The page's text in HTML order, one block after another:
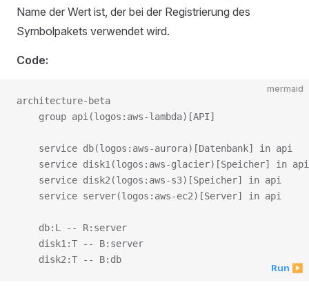
Name der Wert ist, der bei der Registrierung des
Symbolpakets verwendet wird.
Code:
mermaid
architecture-beta
    group api(logos:aws-lambda)[API]
    service db(logos:aws-aurora)[Datenbank] in api
    service disk1(logos:aws-glacier)[Speicher] in api
    service disk2(logos:aws-s3)[Speicher] in api
    service server(logos:aws-ec2)[Server] in api
    db:L -- R:server
    disk1:T -- B:server
Run ▶